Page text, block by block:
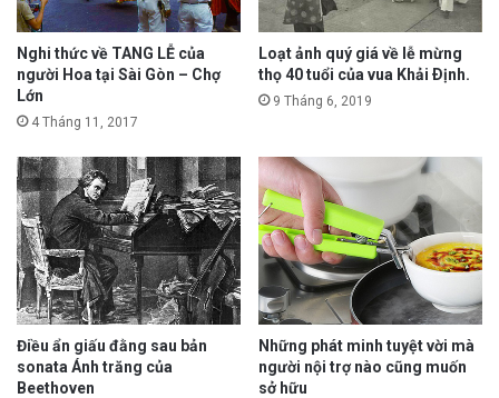
Nghi thức về TANG LỄ của
người Hoa tại Sài Gòn – Chợ
Lớn
4 Tháng 11, 2017
Loạt ảnh quý giá về lễ mừng
thọ 40 tuổi của vua Khải Ðịnh.
9 Tháng 6, 2019
Điều ẩn giấu đằng sau bản
sonata Ánh trăng của
Beethoven
Những phát minh tuyệt vời mà
người nội trợ nào cũng muốn
sở hữu